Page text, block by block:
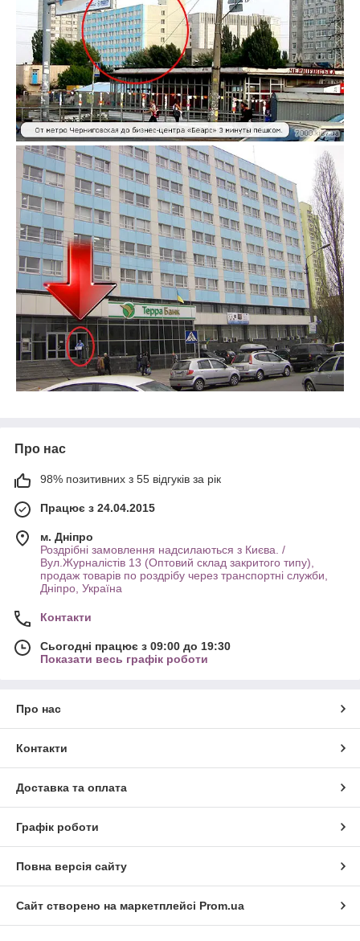
Про нас
98% позитивних з 55 відгуків за рік
Працює з 24.04.2015
м. Дніпро
Роздрібні замовлення надсилаються з Києва. /
Вул.Журналістів 13 (Оптовий склад закритого типу),
продаж товарів по роздрібу через транспортні служби,
Дніпро, Україна
Контакти
Сьогодні працює з 09:00 до 19:30
Показати весь графік роботи
Про нас
Контакти
Доставка та оплата
Графік роботи
Повна версія сайту
Сайт створено на маркетплейсі Prom.ua